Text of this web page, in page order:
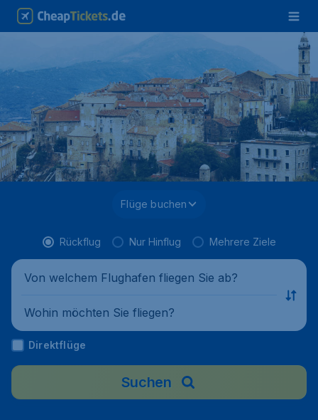
Flüge buchen
Rückflug Nur Hinflug Mehrere Ziele
Von welchem Flughafen fliegen Sie ab?
Wohin möchten Sie fliegen?
Direktflüge
Suchen